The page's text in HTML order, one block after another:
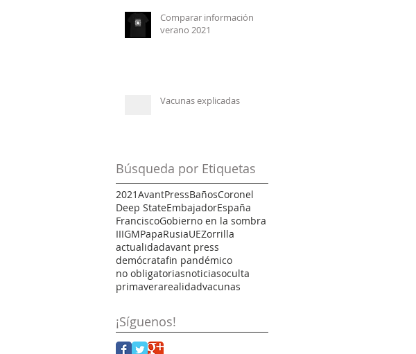
Comparar información
verano 2021
Vacunas explicadas
Búsqueda por Etiquetas
2021AvantPressBañosCoronel
Deep StateEmbajadorEspaña
FranciscoGobierno en la sombra
IIIGMPapaRusiaUEZorrilla
actualidadavant press
demócratafin pandémico
no obligatoriasnoticiasoculta
primaverarealidadvacunas
¡Síguenos!